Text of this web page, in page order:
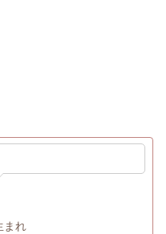
まれ